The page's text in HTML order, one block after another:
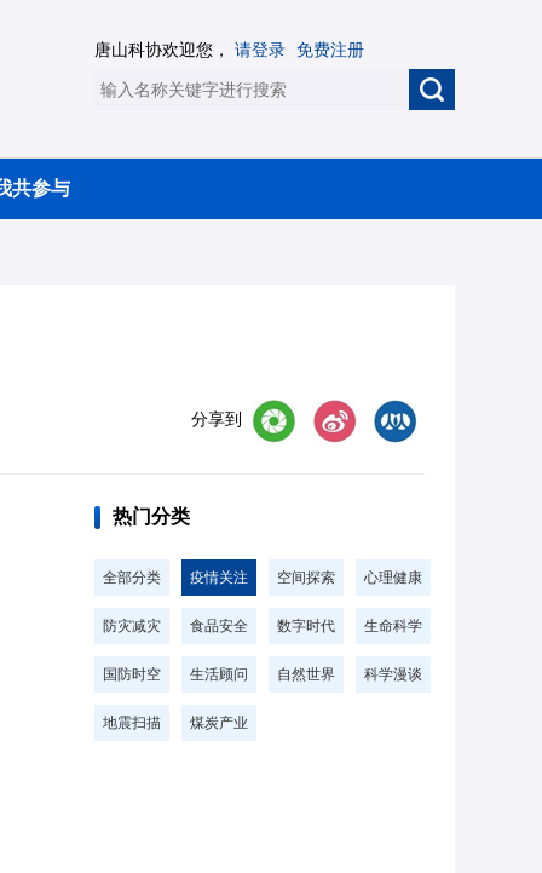
唐山科协欢迎您， 请登录 免费注册
共参与
分享到
热门分类
全部分类 疫情关注 空间探索 心理健康
防灾减灾 食品安全 数字时代 生命科学
国防时空 生活顾问 自然世界 科学漫谈
地震扫描 煤炭产业